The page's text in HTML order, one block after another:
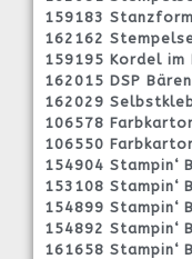
159183
162162
159195 Kordel im
162015 DSP
162029
106578
106550
154904 Stampin‘
153108 Stampin‘
154899 Stampin‘
154892 Stampin‘
161658 Stampin‘